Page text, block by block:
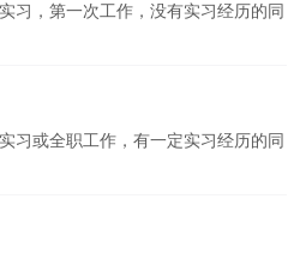
习，第一次工作，没有实习经历的同
习或全职工作，有一定实习经历的同